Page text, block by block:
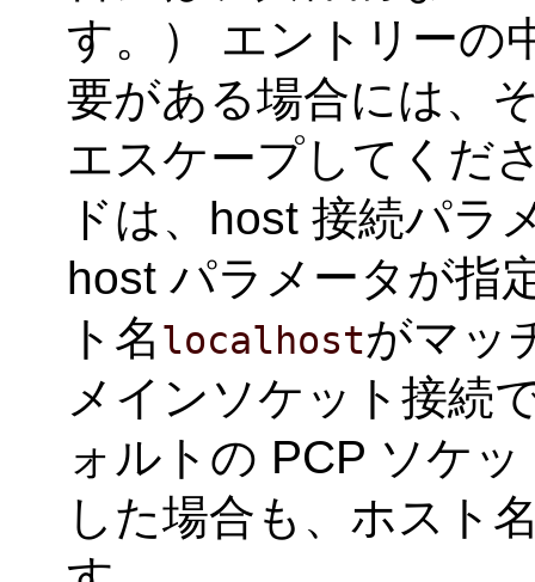
す。） エントリーの
要がある場合には、
エスケープしてくだ
ドは、host 接続パラ
host パラメータが指
ト名 localhostがマッ
メインソケット接続
ォルトの PCP ソケ
した場合も、ホスト